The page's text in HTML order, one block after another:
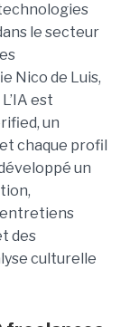
le secteur
Nico de Luis,
est
un
chaque profil
un
entretiens
des
culturelle